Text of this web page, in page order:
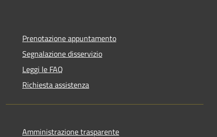
Prenotazione appuntamento
Segnalazione disservizio
Leggi le FAQ
Richiesta assistenza
Amministrazione trasparente